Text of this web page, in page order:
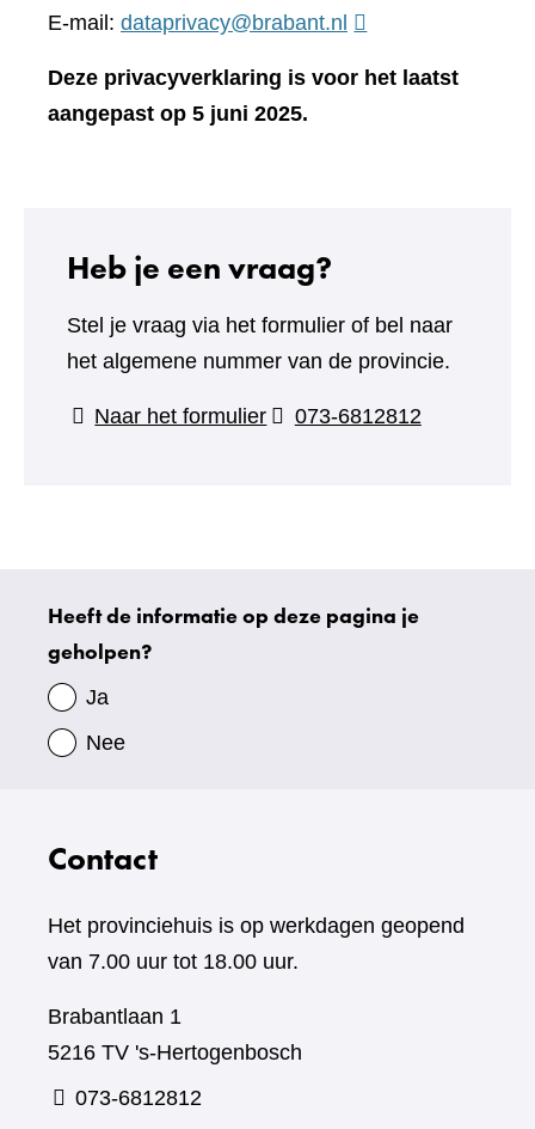
naar
andere
E-mail: dataprivacy@brabant.nl
Deze privacyverklaring is voor het laatst
aangepast op 5 juni 2025.
Heb je een vraag?
Stel je vraag via het formulier of bel naar
het algemene nummer van de provincie.
Naar het formulier(verwijst
073-6812812
Uw
gegevens
Heeft de informatie op deze pagina je
geholpen?
Ja
Nee
Contact
Het provinciehuis is op werkdagen geopend
van 7.00 uur tot 18.00 uur.
Brabantlaan 1
5216 TV 's-Hertogenbosch
073-6812812